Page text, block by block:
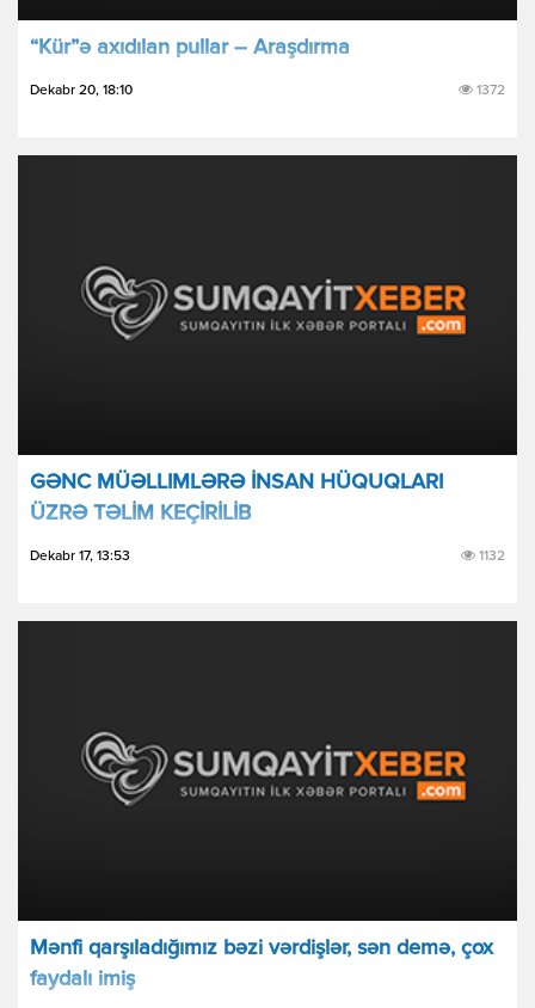
“Kür”ə axıdılan pullar – Araşdırma
Dekabr 20, 18:10 1372
GƏNC MÜƏLLIMLƏRƏ İNSAN HÜQUQLARI
ÜZRƏ TƏLİM KEÇİRİLİB
Dekabr 17, 13:53 1132
Mənfi qarşıladığımız bəzi vərdişlər, sən demə, çox
faydalı imiş